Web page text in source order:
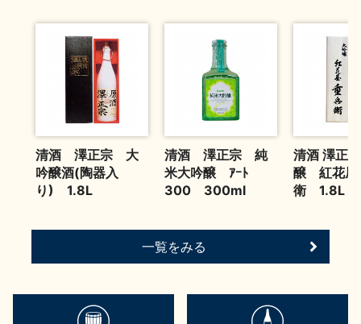
美味しい地酒の選び方
地酒蔵元会とは
お問い合わせ
清酒 澤正宗 大
吟醸酒(陶器入
り) 1.8L
清酒 澤正宗 純
米大吟醸 ｱｰﾄ
300 300ml
清酒 澤正
醸 紅花屋
衛 1.8L
一覧をみる